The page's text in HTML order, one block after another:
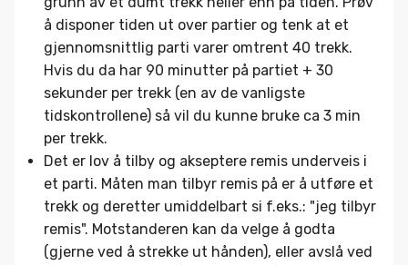
å disponer tiden ut over partier og tenk at et
gjennomsnittlig parti varer omtrent 40 trekk.
Hvis du da har 90 minutter på partiet + 30
sekunder per trekk (en av de vanligste
tidskontrollene) så vil du kunne bruke ca 3 min
per trekk.
Det er lov å tilby og akseptere remis underveis i
et parti. Måten man tilbyr remis på er å utføre et
trekk og deretter umiddelbart si f.eks.: "jeg tilbyr
remis". Motstanderen kan da velge å godta
(gjerne ved å strekke ut hånden), eller avslå ved